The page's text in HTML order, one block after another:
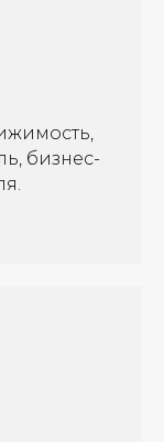
бизнес-